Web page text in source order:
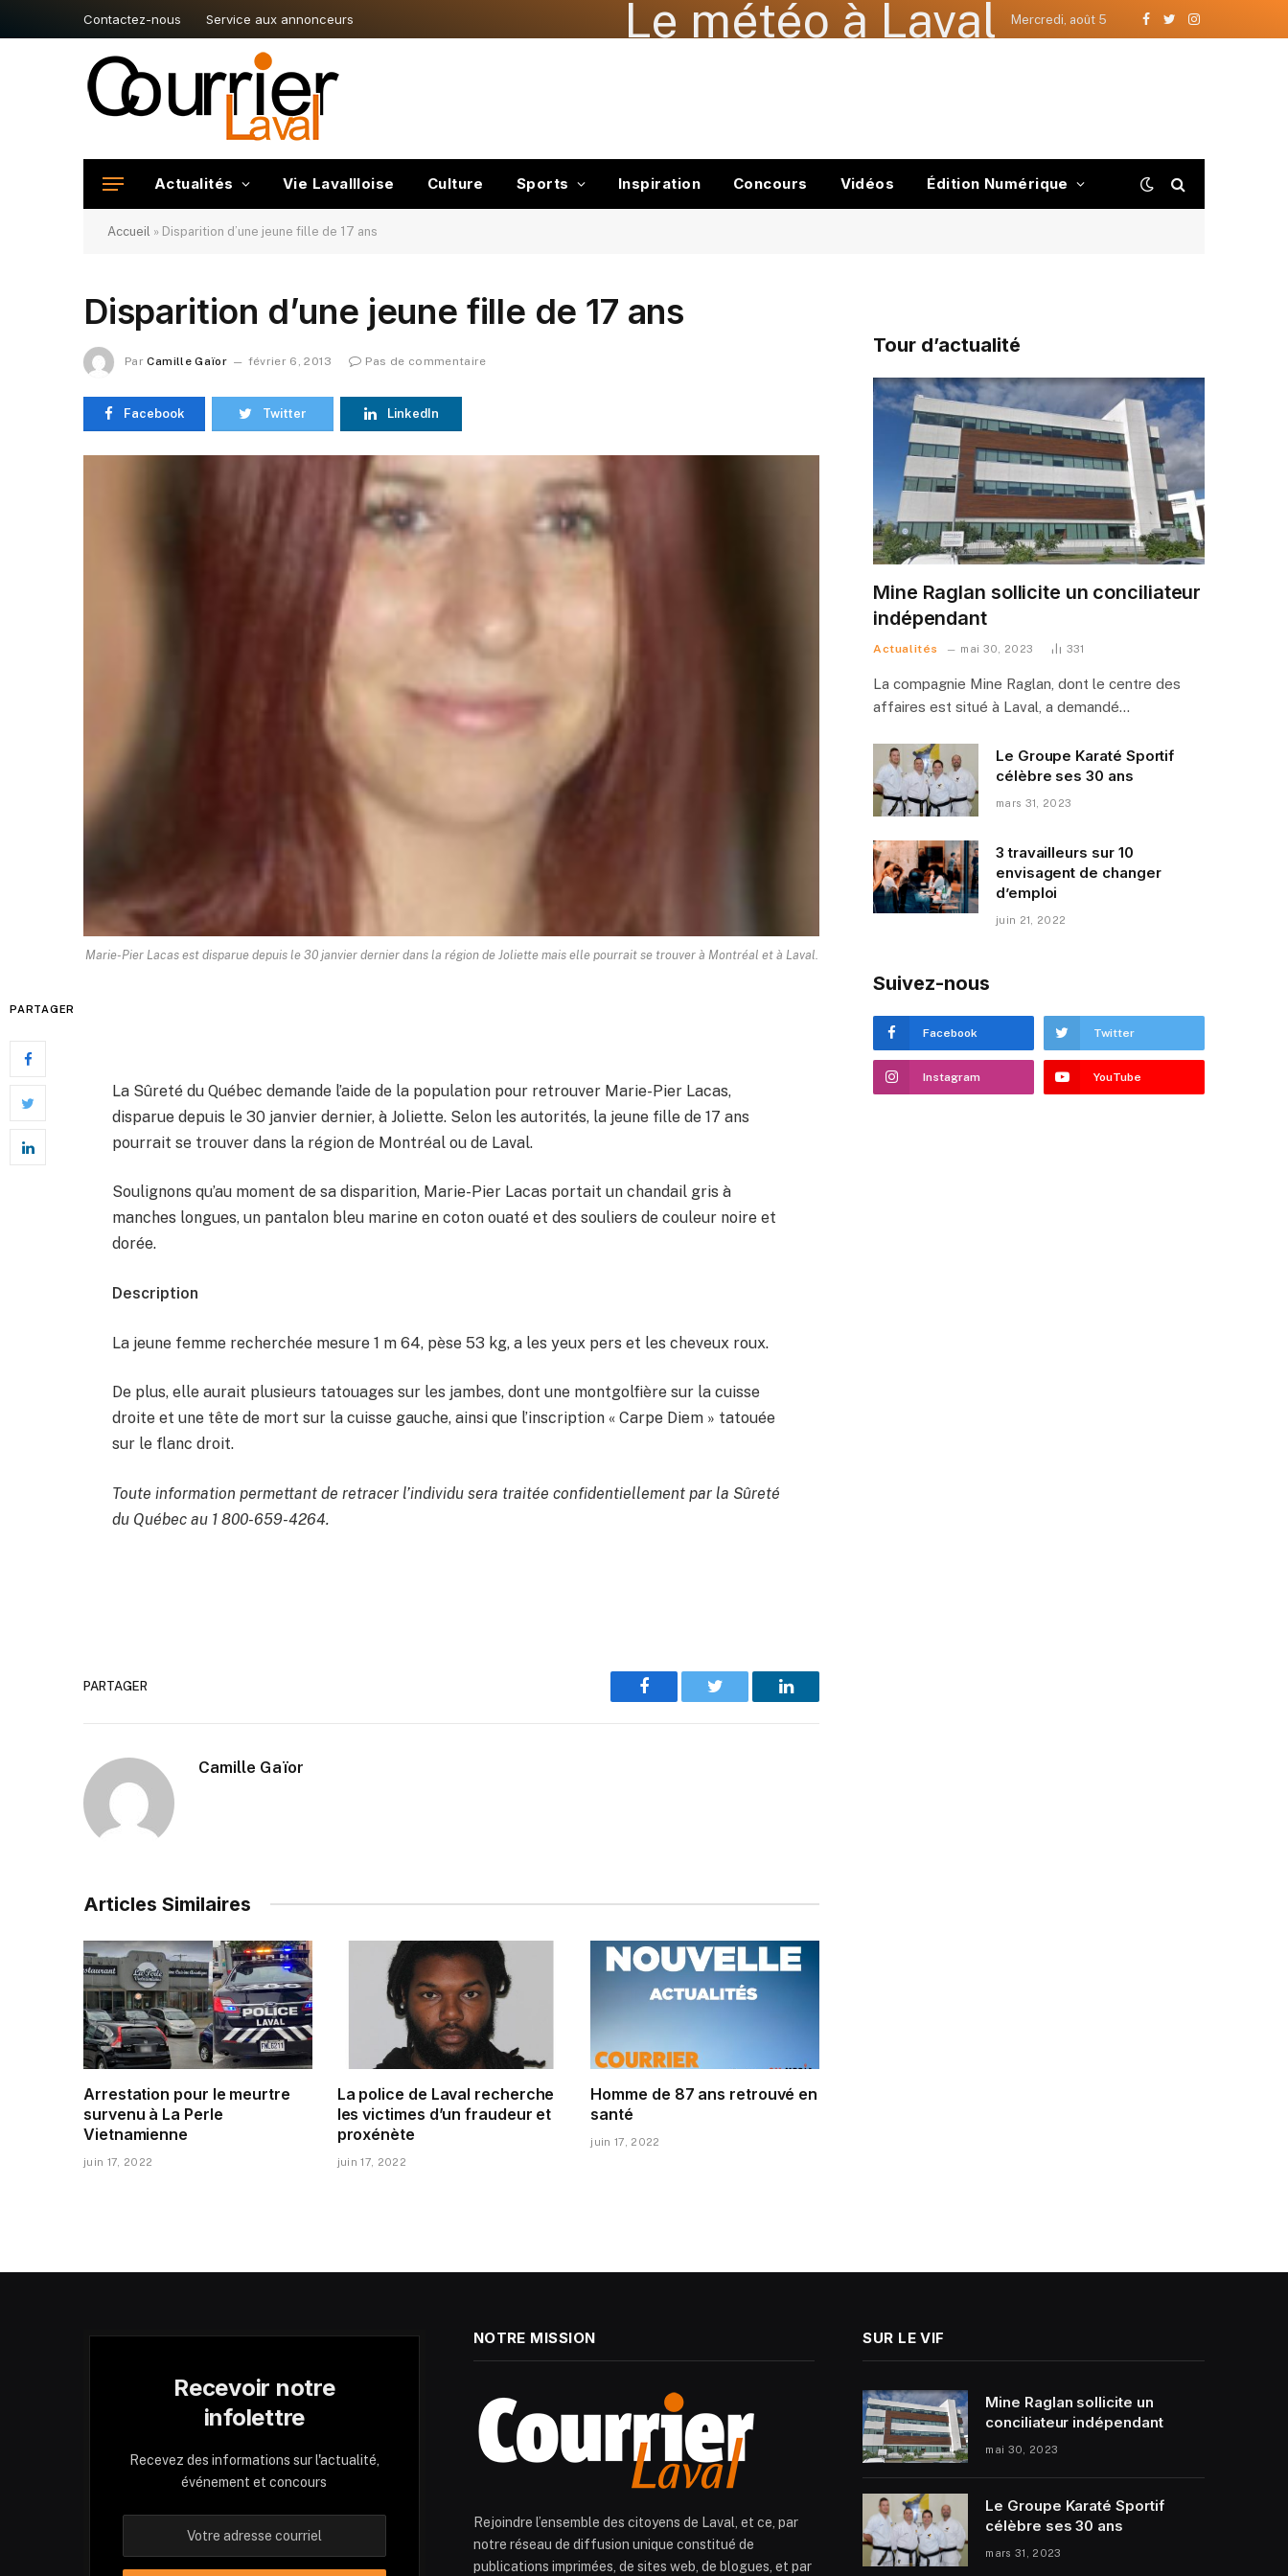
Contactez-nous Service aux annonceurs Le météo à Laval Mercredi, août 5
Facebook
TwitterInstagram
Actualités Vie Lavallloise Culture Sports Inspiration Concours Vidéos Édition Numérique
Accueil » Disparition d’une jeune fille de 17 ans
Disparition d’une jeune fille de 17 ans
Par Camille Gaïor février 6, 2013 Pas de commentaire
Facebook Twitter LinkedIn
Marie-Pier Lacas est disparue depuis le 30 janvier dernier dans la région de Joliette mais elle pourrait se trouver à Montréal et à Laval.
PARTAGER
La Sûreté du Québec demande l’aide de la population pour retrouver Marie-Pier Lacas,
disparue depuis le 30 janvier dernier, à Joliette. Selon les autorités, la jeune fille de 17 ans
pourrait se trouver dans la région de Montréal ou de Laval.
Soulignons qu’au moment de sa disparition, Marie-Pier Lacas portait un chandail gris à
manches longues, un pantalon bleu marine en coton ouaté et des souliers de couleur noire et
dorée.
Description
La jeune femme recherchée mesure 1 m 64, pèse 53 kg, a les yeux pers et les cheveux roux.
De plus, elle aurait plusieurs tatouages sur les jambes, dont une montgolfière sur la cuisse
droite et une tête de mort sur la cuisse gauche, ainsi que l’inscription « Carpe Diem » tatouée
sur le flanc droit.
Toute information permettant de retracer l’individu sera traitée confidentiellement par la Sûreté
du Québec au 1 800-659-4264.
PARTAGER
Facebook Twitter LinkedIn
Camille Gaïor
Articles Similaires
Arrestation pour le meurtre
survenu à La Perle
Vietnamienne
juin 17, 2022
La police de Laval recherche
les victimes d’un fraudeur et
proxénète
juin 17, 2022
Homme de 87 ans retrouvé en
santé
juin 17, 2022
Tour d’actualité
Mine Raglan sollicite un conciliateur
indépendant
Actualités mai 30, 2023 331
La compagnie Mine Raglan, dont le centre des
affaires est situé à Laval, a demandé…
Le Groupe Karaté Sportif
célèbre ses 30 ans
mars 31, 2023
3 travailleurs sur 10
envisagent de changer
d’emploi
juin 21, 2022
Suivez-nous
Facebook Twitter
Instagram YouTube
Recevoir notre
infolettre
Recevez des informations sur l'actualité,
événement et concours
NOTRE MISSION
Rejoindre l’ensemble des citoyens de Laval, et ce, par
notre réseau de diffusion unique constitué de
publications imprimées, de sites web, de blogues, et par
SUR LE VIF
Mine Raglan sollicite un
conciliateur indépendant
mai 30, 2023
Le Groupe Karaté Sportif
célèbre ses 30 ans
mars 31, 2023